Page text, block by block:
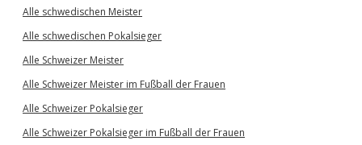
Alle schwedischen Meister
Alle schwedischen Pokalsieger
Alle Schweizer Meister
Alle Schweizer Meister im Fußball der Frauen
Alle Schweizer Pokalsieger
Alle Schweizer Pokalsieger im Fußball der Frauen